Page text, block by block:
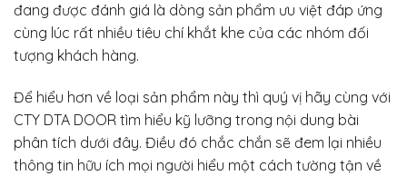
đang được đánh giá là dòng sản phẩm ưu việt đáp ứng
cùng lúc rất nhiều tiêu chí khắt khe của các nhóm đối
tượng khách hàng.
Để hiểu hơn về loại sản phẩm này thì quý vị hãy cùng với
CTY DTA DOOR tìm hiểu kỹ lưỡng trong nội dung bài
phân tích dưới đây. Điều đó chắc chắn sẽ đem lại nhiều
thông tin hữu ích mọi người hiểu một cách tường tận về